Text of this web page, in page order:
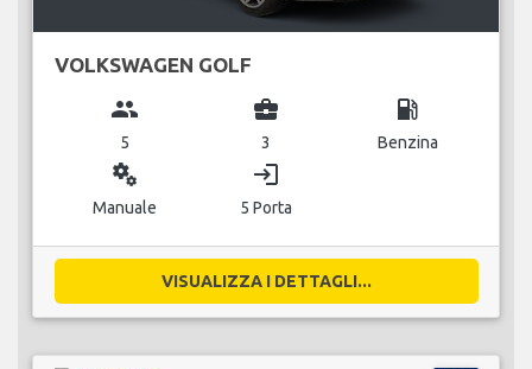
VOLKSWAGEN GOLF
group
5
business_center
3
local_gas_station
Benzina
miscellaneous_services
Manuale
login
5 Porta
VISUALIZZA I DETTAGLI...